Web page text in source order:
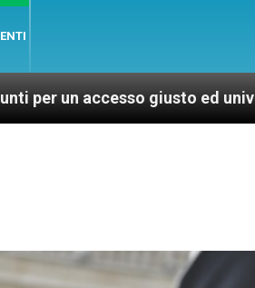
giusto ed universale ai vaccini,